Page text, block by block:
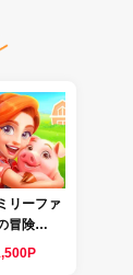
リーファ
冒険
）